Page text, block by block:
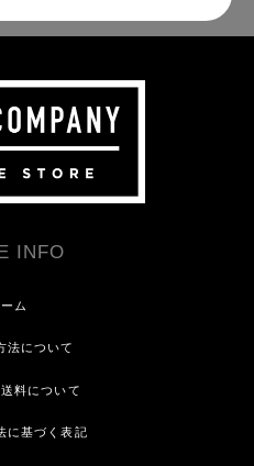
INFO
ム
法について
料について
に基づく表記